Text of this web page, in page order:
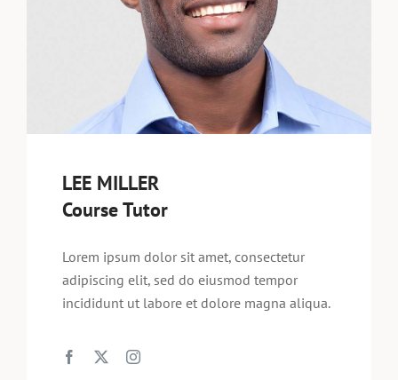
LEE MILLER
Course Tutor
Lorem ipsum dolor sit amet, consectetur
adipiscing elit, sed do eiusmod tempor
incididunt ut labore et dolore magna aliqua.